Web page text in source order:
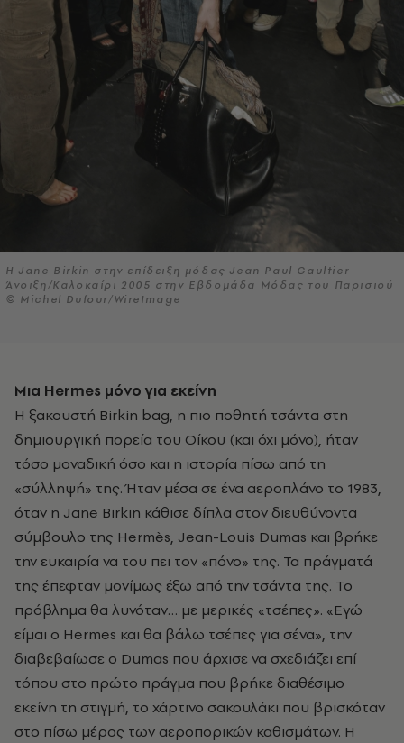
Η Jane Birkin στην επίδειξη μόδας Jean Paul Gaultier
Άνοιξη/Καλοκαίρι 2005 στην Εβδομάδα Μόδας του Παρισιού
© Michel Dufour/WireImage
Μια Hermes μόνο για εκείνη
Η ξακουστή Birkin bag, η πιο ποθητή τσάντα στη
δημιουργική πορεία του Οίκου (και όχι μόνο), ήταν
τόσο μοναδική όσο και η ιστορία πίσω από τη
«σύλληψή» της. Ήταν μέσα σε ένα αεροπλάνο το 1983,
όταν η Jane Birkin κάθισε δίπλα στον διευθύνοντα
σύμβουλο της Hermès, Jean-Louis Dumas και βρήκε
την ευκαιρία να του πει τον «πόνο» της. Τα πράγματά
της έπεφταν μονίμως έξω από την τσάντα της. Το
πρόβλημα θα λυνόταν… με μερικές «τσέπες». «Εγώ
είμαι ο Hermes και θα βάλω τσέπες για σένα», την
διαβεβαίωσε ο Dumas που άρχισε να σχεδιάζει επί
τόπου στο πρώτο πράγμα που βρήκε διαθέσιμο
εκείνη τη στιγμή, το χάρτινο σακουλάκι που βρισκόταν
στο πίσω μέρος των αεροπορικών καθισμάτων. H